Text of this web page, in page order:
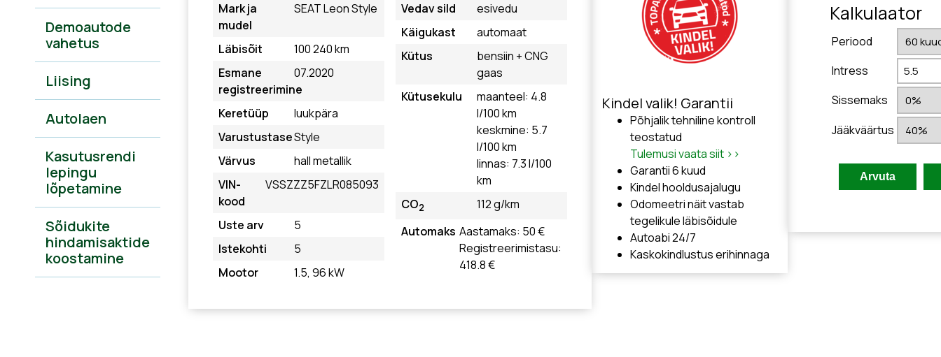
Demoautode
vahetus
Liising
Autolaen
Kasutusrendi
lepingu
lõpetamine
Sõidukite
hindamisaktide
koostamine
Mark ja
mudel
SEAT Leon Style
Läbisõit
100 240 km
Esmane
registreerimine
07.2020
Keretüüp
luukpära
VarustustaseStyle
Värvus
hall metallik
VIN-
kood
VSSZZZ5FZLR085093
Uste arv
5
Istekohti
5
Mootor
1.5, 96 kW
Vedav sild
esivedu
Käigukast
automaat
Kütus
bensiin + CNG
gaas
Kütusekulu
maanteel: 4.8
l/100 km
keskmine: 5.7
l/100 km
linnas: 7.3 l/100
km
CO2
112 g/km
Automaks Aastamaks: 50 €
Registreerimistasu:
418.8 €
Kindel valik! Garantii
Põhjalik tehniline kontroll
teostatud
Tulemusi vaata siit >>
Garantii 6 kuud
Kindel hooldusajalugu
Odomeetri näit vastab
tegelikule läbisõidule
Autoabi 24/7
Kaskokindlustus erihinnaga
Kalkulaator
Periood
Intress
Sissemaks
Jääkväärtus